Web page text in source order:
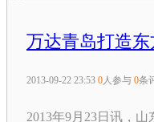
万达青岛打造
2013-09-22 23:53 0人参与 0条
2013年9月23日讯，